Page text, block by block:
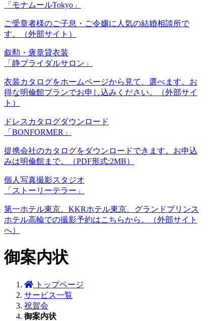
「モナムールTokyo」
ご受章者様のご子息・ご令嬢に人気の結婚相談所で
す。（外部サイト）
叙勲・褒章貸衣装
「静ブライダルサロン」
衣装カタログをホームページから見て、選べます。お
得な明倫館プランでお申し込みください。（外部サイ
ト）
ドレスカタログダウンロード
「BONFORMER」
提携会社のカタログをダウンロードできます。お申込
みは明倫館まで。（PDF形式:2MB）
個人写真撮影スタジオ
「ストーリーテラー」
第一ホテル東京、KKRホテル東京、グランドプリンス
ホテル高輪での撮影予約はこちらから。（外部サイト
へ）
御案内状
トップページ
サービス一覧
祝賀会
御案内状